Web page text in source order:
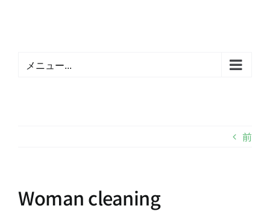
メニュー...
前
Woman cleaning